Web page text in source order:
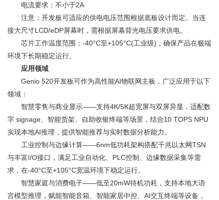
电流要求：不小于2A
注意：开发板可适应的供电电压范围根据底板设计而定。当连
接大尺寸LCD/eDP屏幕时，需根据屏幕背光电压要求供电。
芯片工作温度范围：-40°C至+105°C(工业级)，确保产品在极端
环境下长期稳定运行。
应用领域
Genio 520开发板可作为高性能AI物联网主板，广泛应用于以下
领域：
智慧零售与商业显示——支持4K/5K超宽屏与双屏异显，适配数
字 signage、智能货架、自助收银终端等场景，结合10 TOPS NPU
实现本地AI推理，提供智能推荐与实时数据分析能力。
工业控制与边缘计算——6nm低功耗架构搭配千兆以太网TSN
与丰富I/O接口，满足工业自动化、PLC控制、边缘数据采集等需
求，在-40°C至+105°C宽温环境下稳定运行。
智慧家庭与消费电子——低至20mW待机功耗，支持本地大语
言模型推理，赋能智能音箱、智能家居中控、AI交互终端等设备，